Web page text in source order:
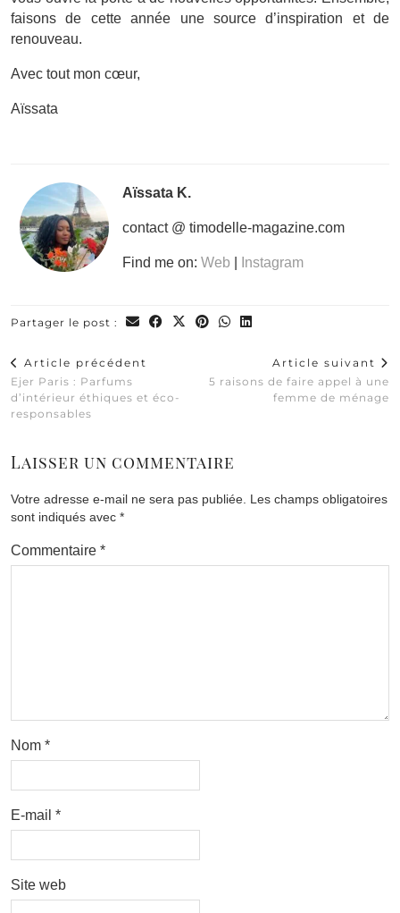
faisons de cette année une source d’inspiration et de
renouveau.
Avec tout mon cœur,
Aïssata
Aïssata K.
contact @ timodelle-magazine.com
Find me on: Web Instagram
Partager le post :
Article précédent
Ejer Paris : Parfums
d’intérieur éthiques et éco-
responsables
Article suivant
5 raisons de faire appel à une
femme de ménage
Laisser un commentaire
Votre adresse e-mail ne sera pas publiée. Les champs obligatoires
sont indiqués avec *
Commentaire *
Nom *
E-mail *
Site web